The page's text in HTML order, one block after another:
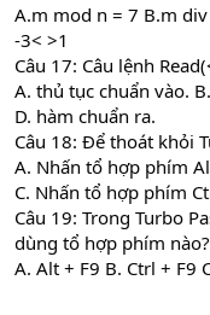
A.m mod n = 7 B.m
-3< >1
Câu 17: Câu lệnh
A. thủ tục chuẩn vào.
D. hàm chuẩn ra.
Câu 18: Để thoát khỏi
A. Nhấn tổ hợp phím
C. Nhấn tổ hợp phím
Câu 19: Trong Turbo
dùng tổ hợp phím nào?
A. Alt + F9 B. Ctrl + F9